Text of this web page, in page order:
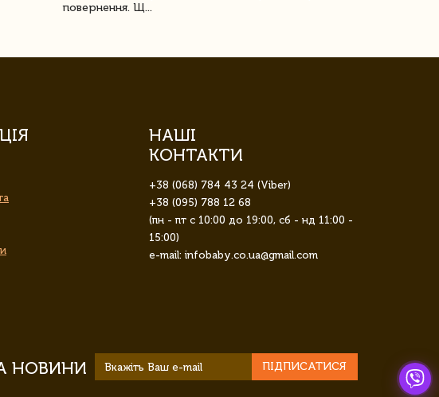
повернення. Щ...
НАШІ
КОНТАКТИ
+38 (068) 784 43 24 (Viber)
+38 (095) 788 12 68
(пн - пт с 10:00 до 19:00, сб - нд 11:00 -
15:00)
e-mail: infobaby.co.ua@gmail.com
НОВИНИ ПІДПИСАТИСЯ